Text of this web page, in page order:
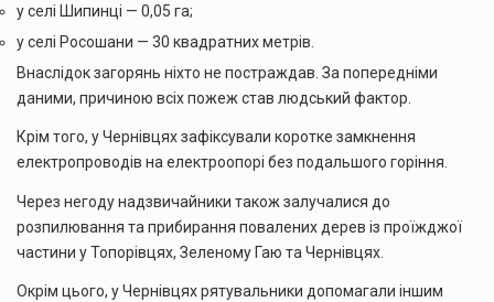
у селі Шипинці — 0,05 га;
у селі Росошани — 30 квадратних метрів.
Внаслідок загорянь ніхто не постраждав. За попередніми
даними, причиною всіх пожеж став людський фактор.
Крім того, у Чернівцях зафіксували коротке замкнення
електропроводів на електроопорі без подальшого горіння.
Через негоду надзвичайники також залучалися до
розпилювання та прибирання повалених дерев із проїжджої
частини у Топорівцях, Зеленому Гаю та Чернівцях.
Окрім цього, у Чернівцях рятувальники допомагали іншим